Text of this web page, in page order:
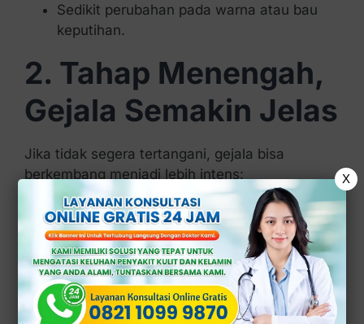
Sedikit perubahan pada warna atau bau
keputihan.
2. Tahap Menengah,
Gejala Semakin Jelas
Jika tidak segera tertangani, gejala bisa
berkembang menjadi lebih intens:
Keputihan berwarna tidak normal atau
abnormal (berwarna putih kental,
kehijauan, atau kekuningan).
Bau menyengat (seperti amis atau asam).
Rasa panas atau terbakar saat kencing.
Kemerahan atau bengkak pada area
X